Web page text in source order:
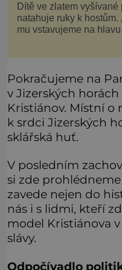
Dítě ve zlatem
natahuje ruky k hostům.
mu vstavujeme na
pro které je k
Pokračujeme na
v Jizerských horách
Kristiánov. Místní o
k srdci Jizerských
sklářská huť.
V posledním
si zde
zavede nejen do
nás i s lidmi, kteří
model Kristiánova
slávy.
Odpočívadlo